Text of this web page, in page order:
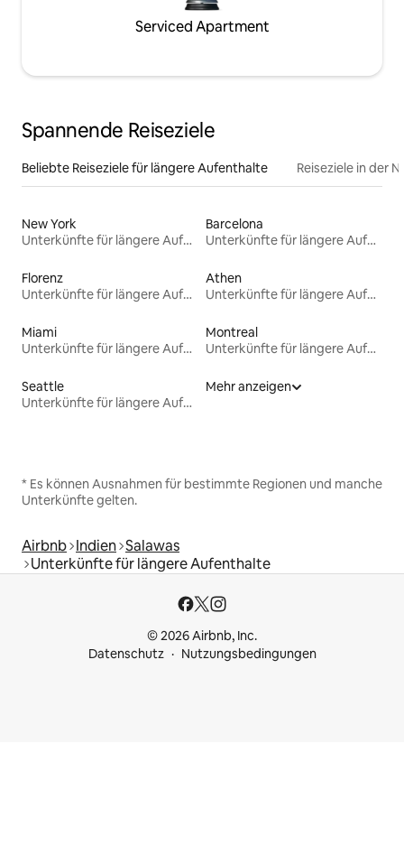
Serviced Apartment
Spannende Reiseziele
Beliebte Reiseziele für längere Aufenthalte Reiseziele in der
New York
Unterkünfte für längere Aufenthalte
Barcelona
Unterkünfte für längere Aufenthalte
Florenz
Unterkünfte für längere Aufenthalte
Athen
Unterkünfte für längere Aufenthalte
Miami
Unterkünfte für längere Aufenthalte
Montreal
Unterkünfte für längere Aufenthalte
Seattle
Unterkünfte für längere Aufenthalte
Mehr anzeigen
* Es können Ausnahmen für bestimmte Regionen und manche
Unterkünfte gelten.
Airbnb Indien Salawas
Unterkünfte für längere Aufenthalte
© 2026 Airbnb, Inc.
Datenschutz
Nutzungsbedingungen